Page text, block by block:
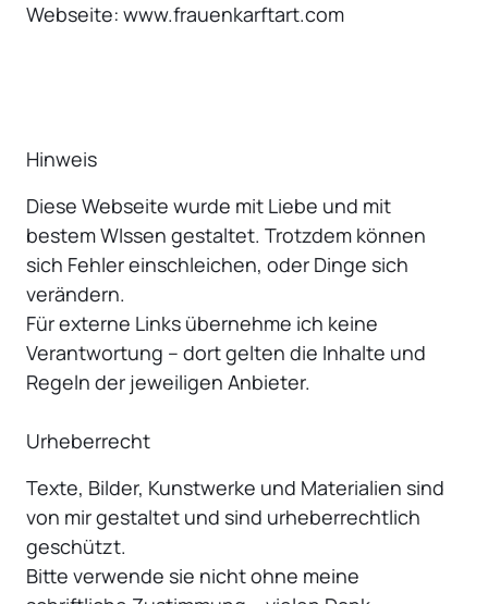
Webseite: www.frauenkarftart.com
Hinweis
Diese Webseite wurde mit Liebe und mit
bestem WIssen gestaltet. Trotzdem können
sich Fehler einschleichen, oder Dinge sich
verändern.
Für externe Links übernehme ich keine
Verantwortung – dort gelten die Inhalte und
Regeln der jeweiligen Anbieter.
Texte, Bilder, Kunstwerke und Materialien sind
von mir gestaltet und sind urheberrechtlich
geschützt.
Bitte verwende sie nicht ohne meine